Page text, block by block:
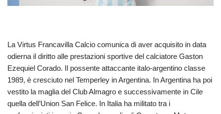
La Virtus Francavilla Calcio comunica di aver acquisito in data
odierna il diritto alle prestazioni sportive del calciatore Gaston
Ezequiel Corado. Il possente attaccante italo-argentino classe
1989, è cresciuto nel Temperley in Argentina. In Argentina ha poi
vestito la maglia del Club Almagro e successivamente in Cile
quella dell’Union San Felice. In Italia ha militato tra i